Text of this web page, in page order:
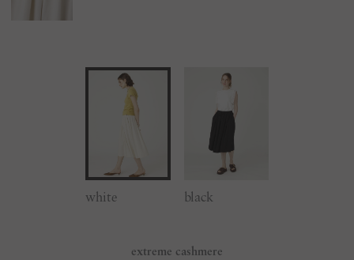
white black
extreme cashmere